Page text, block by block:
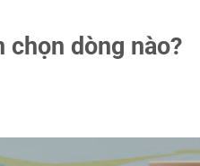
chọn dòng nào?